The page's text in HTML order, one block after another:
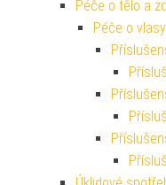
Péče o tělo a
Péče o